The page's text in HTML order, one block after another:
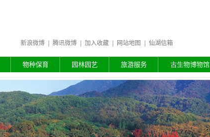
新浪微博
腾讯微博 加入收藏 网站地图 仙湖信箱
物种保育 园林园艺 旅游服务 古生物博物馆